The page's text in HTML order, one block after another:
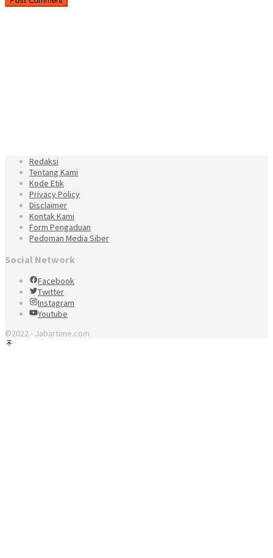
Redaksi
Tentang Kami
Kode Etik
Privacy Policy
Disclaimer
Kontak Kami
Form Pengaduan
Pedoman Media Siber
Social Network
Facebook
Twitter
Instagram
Youtube
©2022 - Jabartime.com